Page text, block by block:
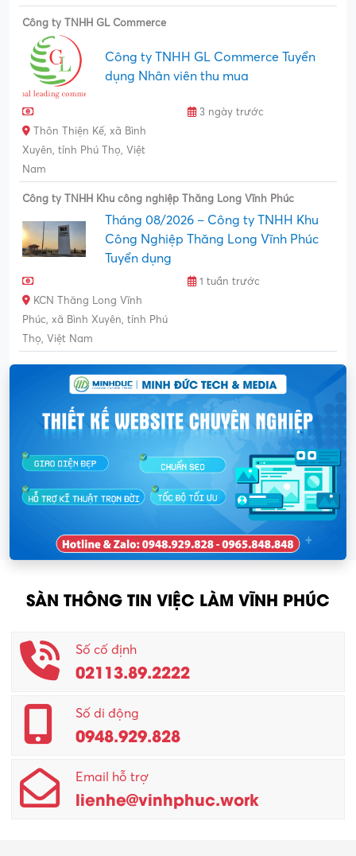
Công ty TNHH GL Commerce
Công ty TNHH GL Commerce Tuyển
dụng Nhân viên thu mua
3 ngày trước
Thôn Thiện Kế, xã Bình
Xuyên, tỉnh Phú Thọ, Việt
Nam
Công ty TNHH Khu công nghiệp Thăng Long Vĩnh Phúc
Tháng 08/2026 – Công ty TNHH Khu
Công Nghiệp Thăng Long Vĩnh Phúc
Tuyển dụng
1 tuần trước
KCN Thăng Long Vĩnh
Phúc, xã Bình Xuyên, tỉnh Phú
Thọ, Việt Nam
SÀN THÔNG TIN VIỆC LÀM VĨNH PHÚC
Số cố định
02113.89.2222
Số di động
0948.929.828
Email hỗ trợ
lienhe@vinhphuc.work